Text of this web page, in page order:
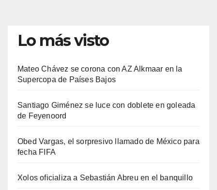
Lo más visto
Mateo Chávez se corona con AZ Alkmaar en la
Supercopa de Países Bajos
Santiago Giménez se luce con doblete en goleada
de Feyenoord
Obed Vargas, el sorpresivo llamado de México para
fecha FIFA
Xolos oficializa a Sebastián Abreu en el banquillo